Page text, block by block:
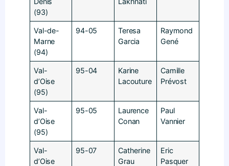
(93)
Val-de-
Marne
(94)
94-05
Teresa
Garcia
Raymond
Gené
Val-
d’Oise
(95)
95-04
Karine
Lacouture
Camille
Prévost
Val-
d’Oise
(95)
95-05
Laurence
Conan
Paul
Vannier
Val-
d’Oise
95-07
Catherine
Grau
Eric
Pasquer